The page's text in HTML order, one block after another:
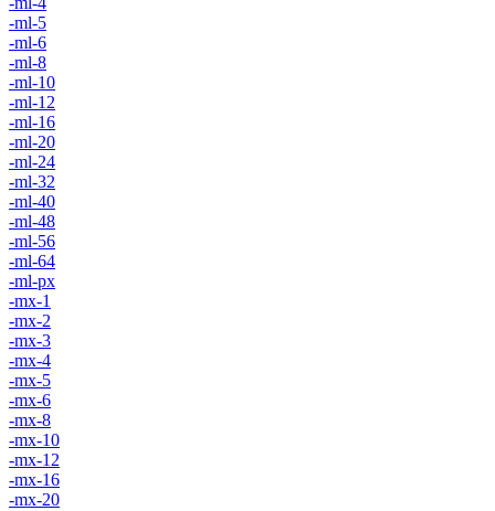
-ml-5
-ml-6
-ml-8
-ml-10
-ml-12
-ml-16
-ml-20
-ml-24
-ml-32
-ml-40
-ml-48
-ml-56
-ml-64
-ml-px
-mx-1
-mx-2
-mx-3
-mx-4
-mx-5
-mx-6
-mx-8
-mx-10
-mx-12
-mx-16
-mx-20